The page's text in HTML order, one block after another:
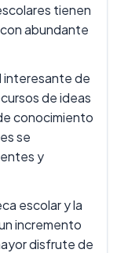
tienen
abundante
interesante de
de ideas
conocimiento
se
y
escolar y la
incremento
disfrute de